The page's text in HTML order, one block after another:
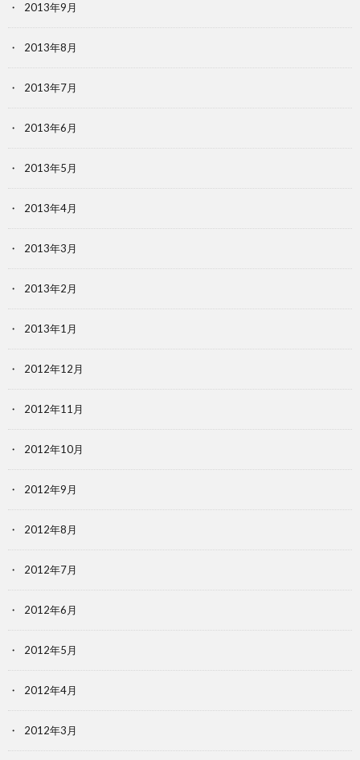
2013年9月
2013年8月
2013年7月
2013年6月
2013年5月
2013年4月
2013年3月
2013年2月
2013年1月
2012年12月
2012年11月
2012年10月
2012年9月
2012年8月
2012年7月
2012年6月
2012年5月
2012年4月
2012年3月